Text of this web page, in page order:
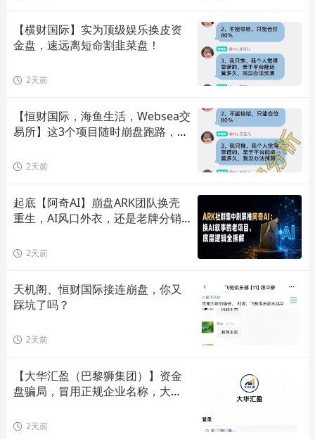
【横财国际】实为顶级娱乐换皮资
金盘，速远离短命割韭菜盘！
2天前
【恒财国际，海鱼生活，Websea交
易所】这3个项目随时崩盘跑路，赶
2天前
起底【阿奇AI】崩盘ARK团队换壳
重生，AI风口外衣，还是老牌分销
2天前
天机阁、恒财国际接连崩盘，你又
踩坑了吗？
2天前
【大华汇盈（巴黎狮集团）】资金
盘骗局，冒用正规企业名称，大量
2天前